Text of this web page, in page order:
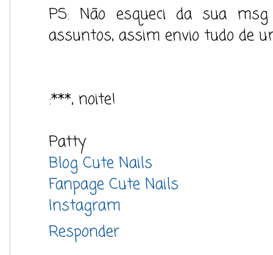
PS: Não esqueci da sua msg
assuntos, assim envio tudo de
:***, noite!
Patty
Blog Cute Nails
Fanpage Cute Nails
Instagram
Responder